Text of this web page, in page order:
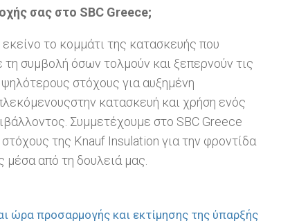
σας στο SBC Greece;
το κομμάτι της κατασκευής που
τη συμβολή όσων τολμούν και ξεπερνούν τις
στόχους για αυξημένη
κατασκευή και χρήση ενός
Συμμετέχουμε στο SBC Greece
της Knauf Insulation για την φροντίδα
από τη δουλειά μας.
ώρα προσαρμογής και εκτίμησης της ύπαρξής